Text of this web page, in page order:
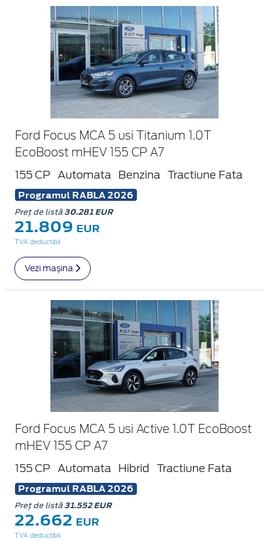
Ford Focus MCA 5 usi Titanium 1.0T
EcoBoost mHEV 155 CP A7
155 CP Automata Benzina
Tractiune Fata
Programul RABLA 2026
Preț de listă30.281 EUR
21.809 EUR
TVA deductibil
Vezi mașina
Ford Focus MCA 5 usi Active 1.0T EcoBoost
mHEV 155 CP A7
155 CP Automata Hibrid
Tractiune Fata
Programul RABLA 2026
Preț de listă31.552 EUR
22.662 EUR
TVA deductibil